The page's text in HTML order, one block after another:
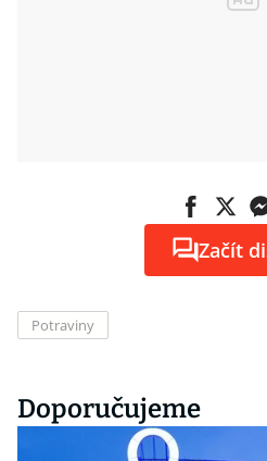
Začít
Potraviny
Doporučujeme